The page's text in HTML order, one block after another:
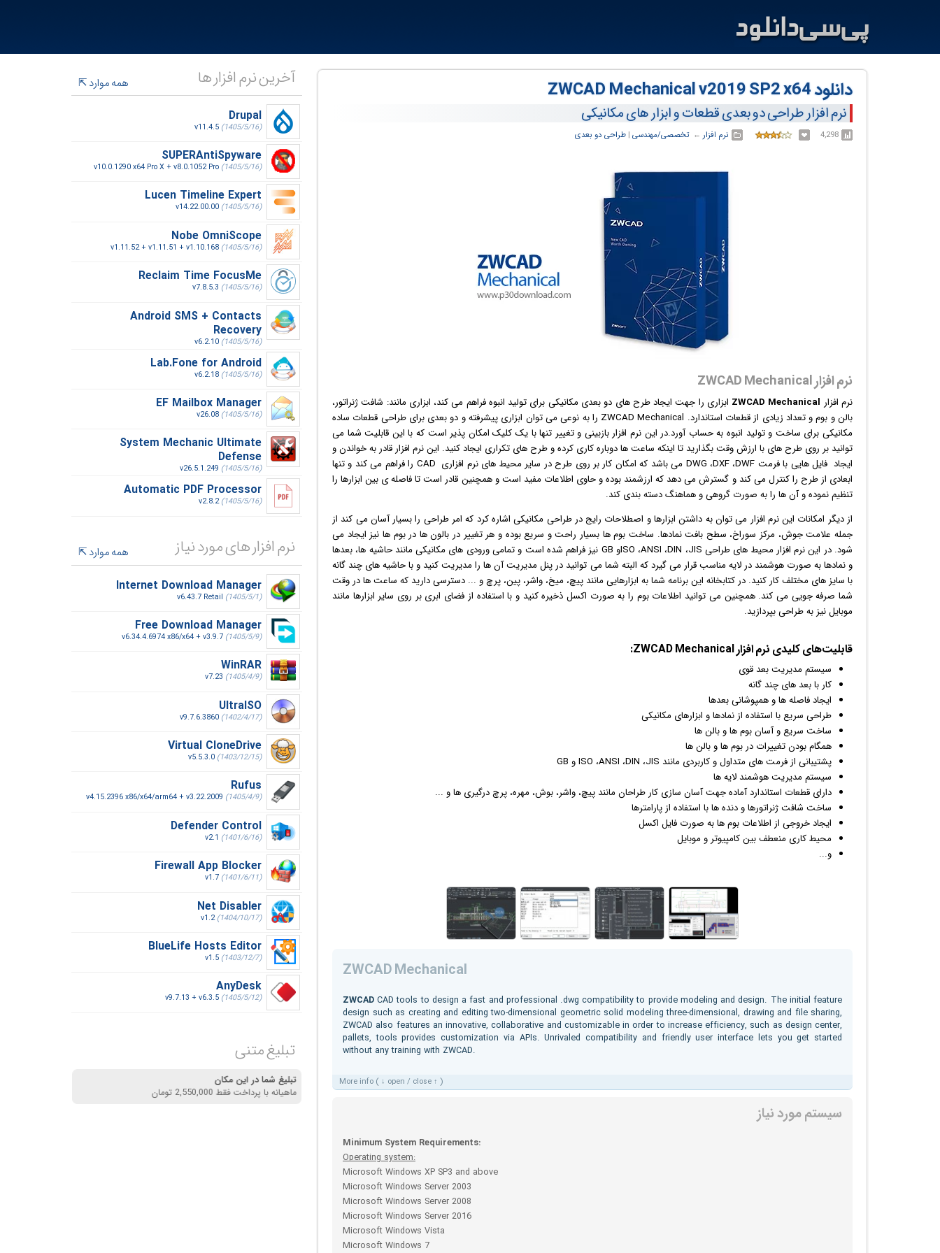
دانلود ZWCAD Mechanical v2019 SP2 x64
نرم افزار طراحی دو بعدی قطعات و ابزار های مکانیکی
4,298 نرم افزار ← ‏تخصصی/مهندسی ‏| طراحی دو بعدی
نرم افزار ZWCAD Mechanical
نرم افزار ZWCAD Mechanical ابزاری را جهت ایجاد طرح های دو بعدی مکانیکی برای تولید انبوه فراهم می کند، ابزاری مانند: شافت ژنراتور،
بالن و بوم و تعداد زیادی از قطعات استاندارد. ZWCAD Mechanical را به نوعی می توان ابزاری پیشرفته و دو بعدی برای طراحی قطعات ساده
مکانیکی برای ساخت و تولید انبوه به حساب آورد.در این نرم افزار بازبینی و تغییر تنها با یک کلیک امکان پذیر است که با این قابلیت شما می
توانید بر روی طرح های با ارزش وقت بگذارید تا اینکه ساعت ها دوباره کاری کرده و طرح های تکراری ایجاد کنید. این نرم افزار قادر به خواندن و
ایجاد فایل هایی با فرمت DWG ،DXF ،DWF می باشد که امکان کار بر روی طرح در سایر محیط های نرم افزاری CAD را فراهم می کند و تنها
ابعادی از طرح را کنترل می کند و گسترش می دهد که ارزشمند بوده و حاوی اطلاعات مفید است و همچنین قادر است تا فاصله ی بین ابزارها را
تنظیم نموده و آن ها را به صورت گروهی و هماهنگ دسته بندی کند.
از دیگر امکانات ایننرم افزار می توان به داشتن ابزارها و اصطلاحات رایج در طراحی مکانیکی اشاره کرد که امر طراحی را بسیار آسان می کند از
جمله علامت جوش، مرکز سوراخ، سطح بافت نمادها. ساخت بوم ها بسیار راحت و سریع بوده و هر تغییر در بالون ها در بوم ها نیز ایجاد می
شود. در این نرم افزار محیط های طراحی ISO ،ANSI ،DIN ،JISو GB نیز فراهم شده است و تمامی ورودی های مکانیکی مانند حاشیه ها، بعدها
و نمادها به صورت هوشمند در لایه مناسب قرار می گیرد که البته شما می توانید در پنل مدیریت آن ها را مدیریت کنید و با حاشیه های چند گانه
با سایز های مختلف کار کنید. در کتابخانه این برنامه شما به ابزارهایی مانند پیچ، میخ، واشر، پین، پرچ و ... دسترسی دارید که ساعت ها در وقت
شما صرفه جویی می کند. همچنین می توانید اطلاعات بوم را به صورت اکسل ذخیره کنید و با استفاده از فضای ابری بر روی سایر ابزارها مانند
موبایل نیز به طراحی بپردازید.
قابلیت‌های کلیدی نرم افزار ZWCAD Mechanical:
سیستم مدیریت بعد قوی
کار با بعد های چند گانه
ایجاد فاصله ها و همپوشانی بعدها
طراحی سریع با استفاده از نمادها و ابزارهای مکانیکی
ساخت سریع و آسان بوم ها و بالن ها
همگام بودن تغییرات در بوم ها و بالن ها
پشتیبانی از فرمت های متداول و کاربردی مانند ISO ،ANSI ،DIN ،JIS و GB
سیستم مدیریت هوشمند لایه ها
دارای قطعات استاندارد آماده جهت آسان سازی کار طراحان مانند پیچ، واشر، بوش، مهره، پرچ درگیری ها و ...
ساخت شافت ژنراتورها و دنده ها با استفاده از پارامترها
ایجاد خروجی از اطلاعات بوم ها به صورت فایل اکسل
محیط کاری منعطف بین کامپیوتر و موبایل
و...
ZWCAD Mechanical
ZWCAD CAD tools to design a fast and professional .dwg compatibility to provide modeling and design. The initial feature
design such as creating and editing two-dimensional geometric solid modeling three-dimensional, drawing and file sharing,
ZWCAD also features an innovative, collaborative and customizable in order to increase efficiency, such as design center,
pallets, tools provides customization via APIs. Unrivaled compatibility and friendly user interface lets you get started
without any training with ZWCAD.
More info ( ↓ open / close ↑ )
سیستم مورد نیاز
Minimum System Requirements:
Operating system:
Microsoft Windows XP SP3 and above
Microsoft Windows Server 2003
Microsoft Windows Server 2008
Microsoft Windows Server 2016
Microsoft Windows Vista
Microsoft Windows 7
آخرین نرم افزار ها
همه موارد
Drupal
v11.4.5 (1405/5/16)
SUPERAntiSpyware
v10.0.1290 x64 Pro X + v8.0.1052 Pro (1405/5/16)
Lucen Timeline Expert
v14.22.00.00 (1405/5/16)
Nobe OmniScope
v1.11.52 + v1.11.51 + v1.10.168 (1405/5/16)
Reclaim Time FocusMe
v7.8.5.3 (1405/5/16)
Android SMS + Contacts
Recovery
v6.2.10 (1405/5/16)
Lab.Fone for Android
v6.2.18 (1405/5/16)
EF Mailbox Manager
v26.08 (1405/5/16)
System Mechanic Ultimate
Defense
v26.5.1.249 (1405/5/16)
Automatic PDF Processor
v2.8.2(1405/5/16)
نرم افزار های مورد نیاز
همه موارد
Internet Download Manager
v6.43.7 Retail (1405/5/1)
Free Download Manager
v6.34.4.6974 x86/x64 + v3.9.7 (1405/5/9)
WinRAR
v7.23 (1405/4/9)
UltraISO
v9.7.6.3860 (1402/4/17)
Virtual CloneDrive
v5.5.3.0 (1403/12/15)
Rufus
v4.15.2396 x86/x64/arm64 + v3.22.2009 (1405/4/9)
Defender Control
v2.1 (1401/6/16)
Firewall App Blocker
v1.7 (1401/6/11)
Net Disabler
v1.2(1404/10/17)
BlueLife Hosts Editor
v1.5 (1403/12/7)
AnyDesk
v9.7.13 + v6.3.5 (1405/5/12)
تبلیغ متنی
تبلیغ شما در این مکان
ماهیانه با پرداخت فقط 2,550,000 تومان